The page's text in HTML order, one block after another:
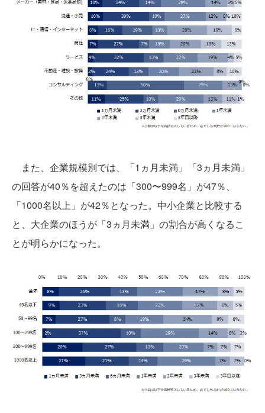
また、企業規模別では、「1ヵ月未満」「3ヵ月未満」
の回答が40％を超えたのは「300〜999名」が47％、
「1000名以上」が42％となった。中小企業と比較する
と、大企業のほうが「3ヵ月未満」の割合が高くなるこ
とが明らかになった。